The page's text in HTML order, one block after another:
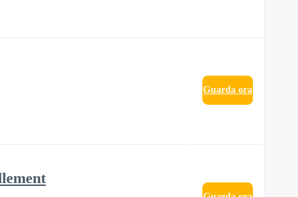
Guarda ora